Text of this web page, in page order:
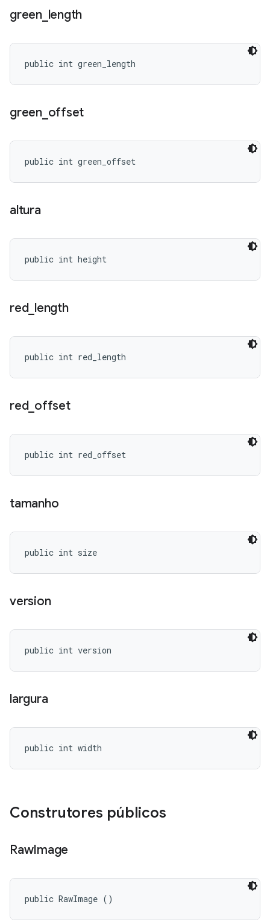
green_ length
public int green_length
green_ offset
public int green_offset
altura
public int height
red_ length
public int red_length
red_ offset
public int red_offset
tamanho
public int size
version
public int version
largura
public int width
Construtores públicos
RawImage
public RawImage ()